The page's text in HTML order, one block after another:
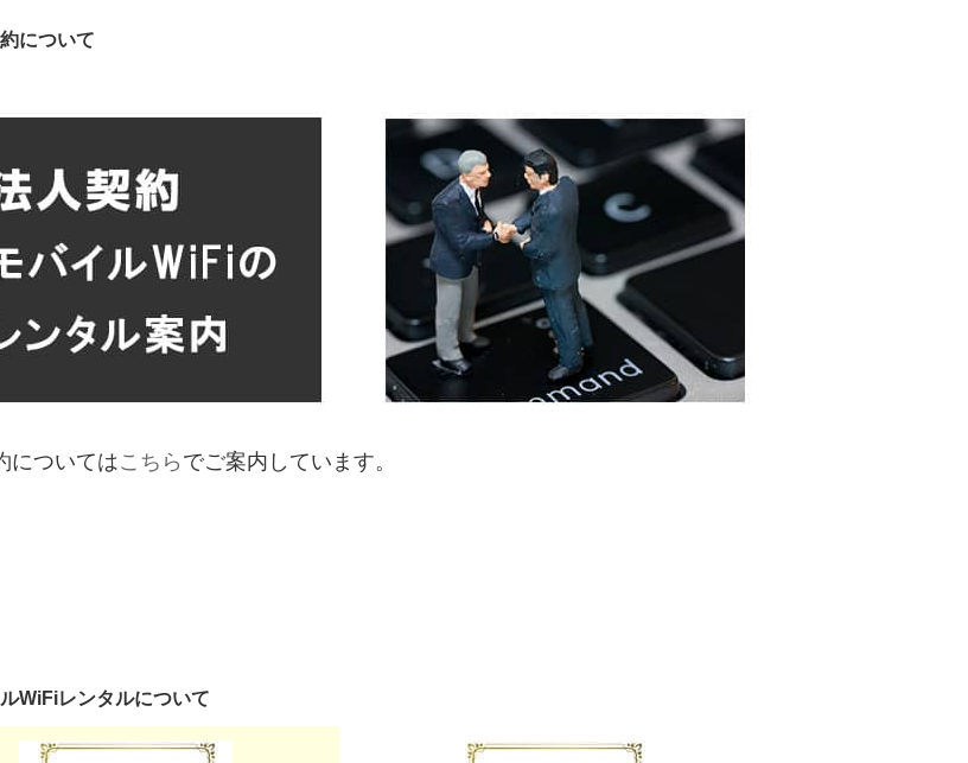
について
についてはこちら でご案内しています。
WiFiレンタルについて